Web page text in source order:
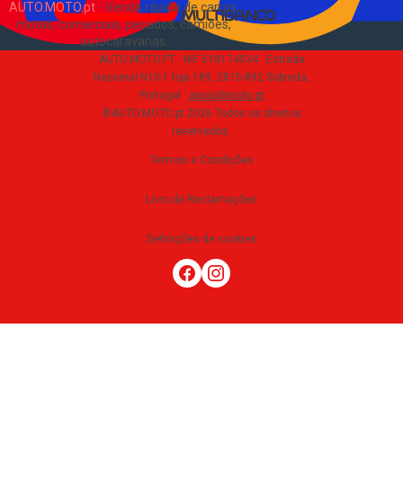
AUTO.MOTO.pt- Venda rápida de carros,
motas, comerciais, pesados, camiões,
autocaravanas
AUTO.MOTO.PT · NIF 518174034 · Estrada
Nacional N10-1 loja 189, 2815-892 Sobreda,
Portugal · apoio@moto.pt
©AUTO.MOTO.pt 2026 Todos os direitos
reservados.
Termos e Condições
Livro de Reclamações
Definições de cookies